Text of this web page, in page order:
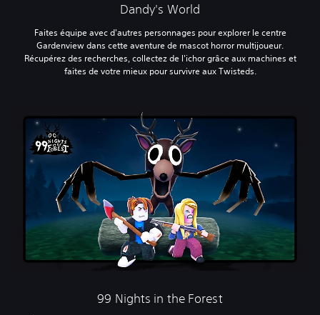
Dandy's World
Faites équipe avec d'autres personnages pour explorer le centre
Gardenview dans cette aventure de mascot horror multijoueur.
Récupérez des recherches, collectez de l'ichor grâce aux machines et
faites de votre mieux pour survivre aux Twisteds.
‎99 Nights in the Forest